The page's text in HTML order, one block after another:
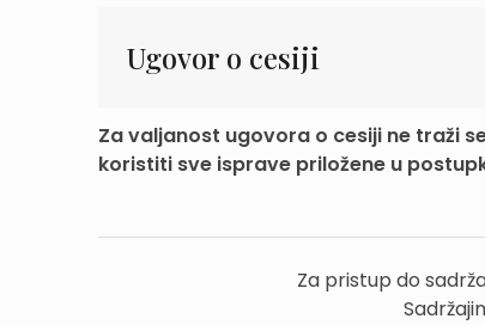
Ugovor o cesiji
Za valjanost ugovora o cesiji ne traži
koristiti sve isprave priložene u
Za pristup do